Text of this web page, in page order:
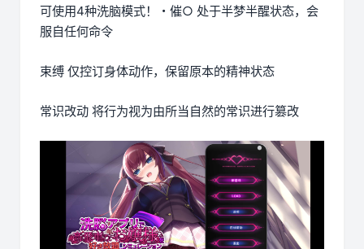
可使用4种洗脑模式！・催○ 处于半梦半醒状态，会
服自任何命令
束缚 仅控订身体动作，保留原本的精神状态
常识改动 将行为视为由所当自然的常识进行篡改